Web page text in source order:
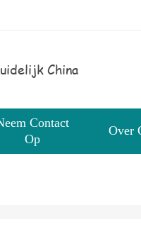
China
Contact
Op
Over